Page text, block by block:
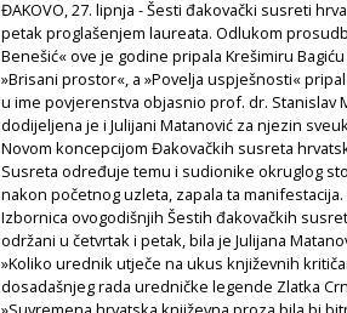
ĐAKOVO, 27. lipnja - Šesti đakovački susreti
petak proglašenjem laureata. Odlukom
Benešić« ove je godine pripala Krešimiru
»Brisani prostor«, a »Povelja uspješnosti«
u ime povjerenstva objasnio prof. dr. Stanislav
dodijeljena je i Julijani Matanović za njezin
Novom koncepcijom Đakovačkih susreta
Susreta određuje temu i sudionike okruglog
nakon početnog uzleta, zapala ta manifestacija.
Izbornica ovogodišnjih Šestih đakovačkih
održani u četvrtak i petak, bila je Julijana
»Koliko urednik utječe na ukus književnih
dosadašnjeg rada uredničke legende Zlatka